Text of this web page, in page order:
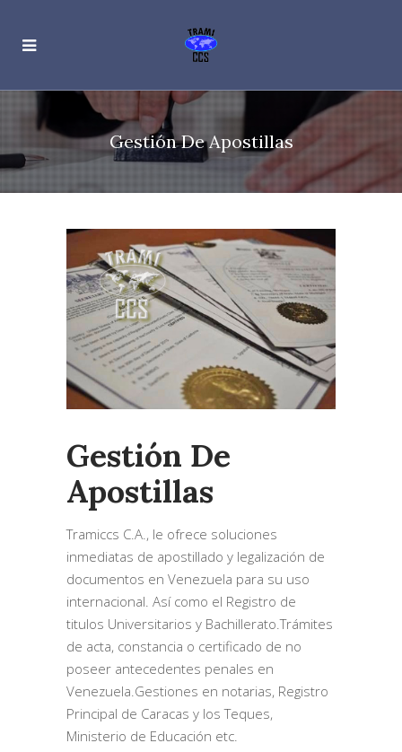
Gestión De Apostillas
Gestión De
Apostillas
Tramiccs C.A., le ofrece soluciones
inmediatas de apostillado y legalización de
documentos en Venezuela para su uso
internacional. Así como el Registro de
titulos Universitarios y Bachillerato.Trámites
de acta, constancia o certificado de no
poseer antecedentes penales en
Venezuela.Gestiones en notarias, Registro
Principal de Caracas y los Teques,
Ministerio de Educación etc.